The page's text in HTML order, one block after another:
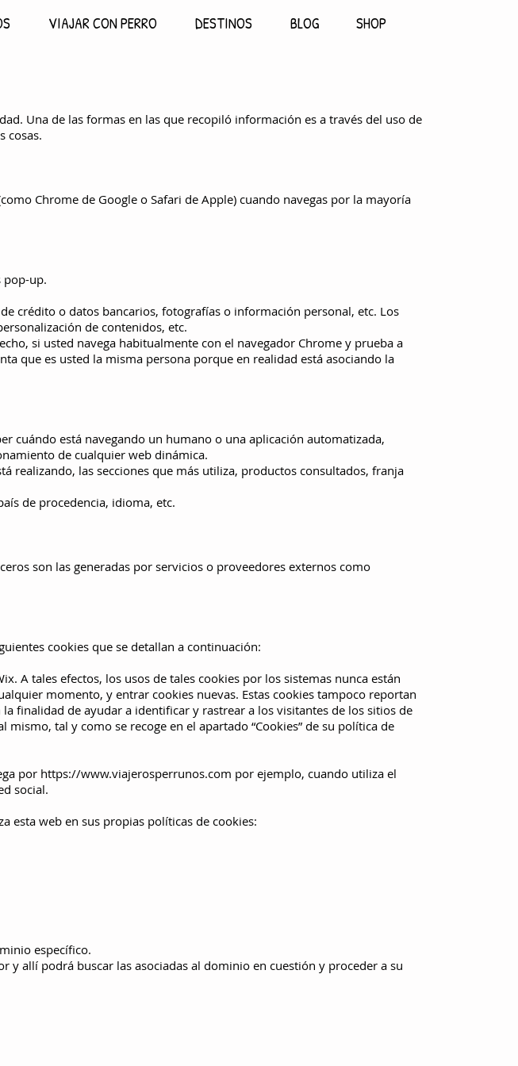
VIAJAR CON PERRO DESTINOS BLOG SHOP
Una de las formas en las que recopiló información es a través del uso de
cosas.
Chrome de Google o Safari de Apple) cuando navegas por la mayoría
pop-up.
crédito o datos bancarios, fotografías o información personal, etc. Los
de contenidos, etc.
si usted navega habitualmente con el navegador Chrome y prueba a
que es usted la misma persona porque en realidad está asociando la
está navegando un humano o una aplicación automatizada,
de cualquier web dinámica.
las secciones que más utiliza, productos consultados, franja
de procedencia, idioma, etc.
son las generadas por servicios o proveedores externos como
cookies que se detallan a continuación:
A tales efectos, los usos de tales cookies por los sistemas nunca están
momento, y entrar cookies nuevas. Estas cookies tampoco reportan
finalidad de ayudar a identificar y rastrear a los visitantes de los sitios de
tal y como se recoge en el apartado “Cookies” de su política de
por https://www.viajerosperrunos.com por ejemplo, cuando utiliza el
social.
esta web en sus propias políticas de cookies:
específico.
y allí podrá buscar las asociadas al dominio en cuestión y proceder a su